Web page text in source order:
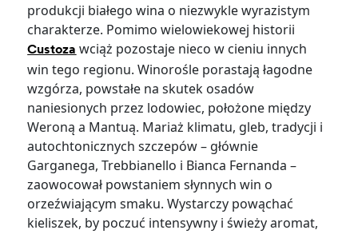
produkcji białego wina o niezwykle wyrazistym
charakterze. Pomimo wielowiekowej historii
Custoza wciąż pozostaje nieco w cieniu innych
win tego regionu. Winorośle porastają łagodne
wzgórza, powstałe na skutek osadów
naniesionych przez lodowiec, położone między
Weroną a Mantuą. Mariaż klimatu, gleb, tradycji i
autochtonicznych szczepów – głównie
Garganega, Trebbianello i Bianca Fernanda –
zaowocował powstaniem słynnych win o
orzeźwiającym smaku. Wystarczy powąchać
kieliszek, by poczuć intensywny i świeży aromat,